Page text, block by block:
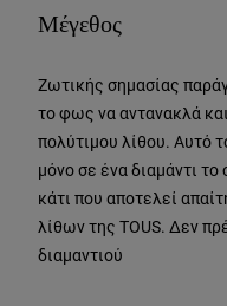
Μέγεθος
Ζωτικής σημασίας
το φως να αντανακλά
πολύτιμου λίθου. Αυτό
μόνο σε ένα διαμάντι το
κάτι που αποτελεί
λίθων της TOUS. Δεν
διαμαντιού